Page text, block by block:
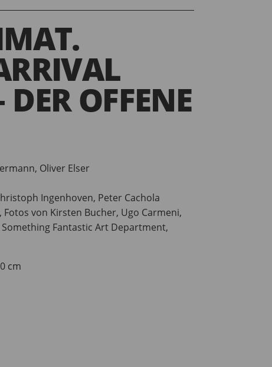
OFFENE
Oliver Elser
Ingenhoven, Peter Cachola
von Kirsten Bucher, Ugo Carmeni,
Fantastic Art Department,
cm